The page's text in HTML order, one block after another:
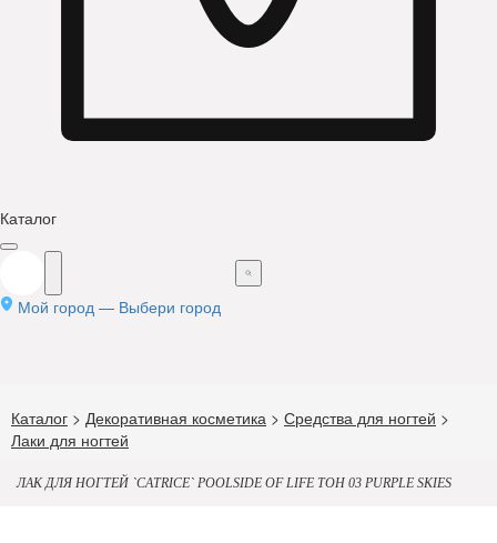
Каталог
Мой город — Выбери город
Каталог > Декоративная косметика > Средства для ногтей >
Лаки для ногтей
ЛАК ДЛЯ НОГТЕЙ `CATRICE` POOLSIDE OF LIFE ТОН 03 PURPLE SKIES